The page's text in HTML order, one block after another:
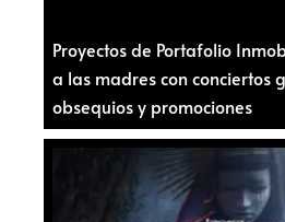
Proyectos de Portafolio
a las madres con conciertos
obsequios y promociones